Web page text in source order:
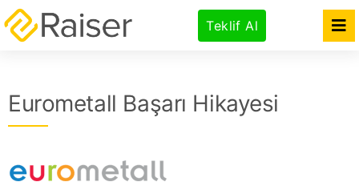
Skip
to
Teklif Al
Ürünler
Ajanslar İçin
Eurometall Başarı Hikayesi